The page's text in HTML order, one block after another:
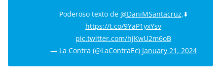
Poderoso texto de @DaniMSantacruz.⬇️
https://t.co/9YaP1yxYsv
pic.twitter.com/hjKwU2m6oB
— La Contra (@LaContraEc) January 21, 2024